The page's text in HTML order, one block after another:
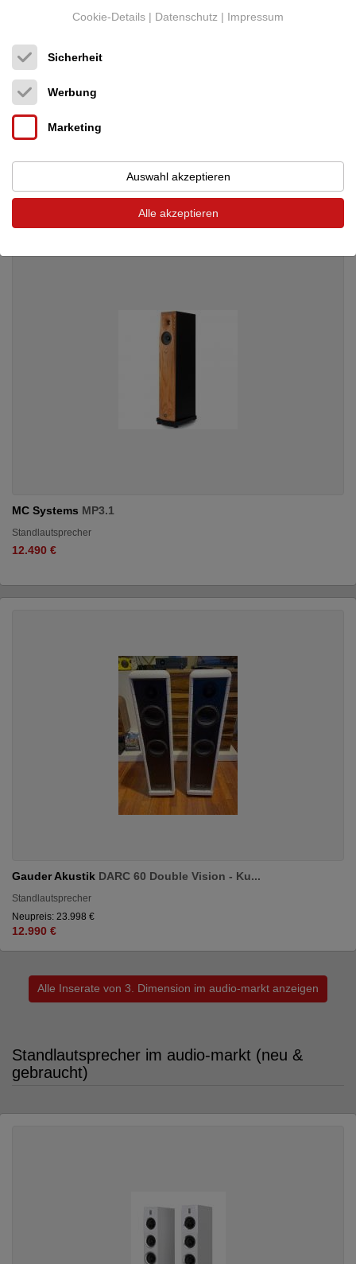
Standlautsprecher
MC Systems MP3.1
Standlautsprecher
12.490 €
Gauder Akustik DARC 60 Double Vision - Ku...
Standlautsprecher
Neupreis: 23.998 €
12.990 €
Alle Inserate von 3. Dimension im audio-markt anzeigen
Standlautsprecher im audio-markt (neu &
gebraucht)
Cookie-Details | Datenschutz | Impressum
Sicherheit
Werbung
Marketing
Auswahl akzeptieren
Alle akzeptieren